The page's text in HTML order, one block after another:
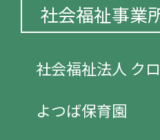
社会福祉事業
社会福祉法人 ク
よつば保育園